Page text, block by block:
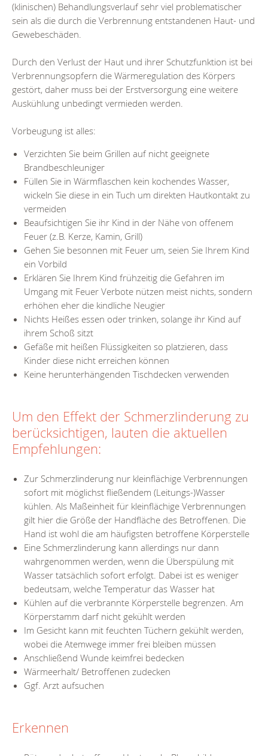
(klinischen) Behandlungsverlauf sehr viel problematischer
sein als die durch die Verbrennung entstandenen Haut- und
Gewebeschäden.
Durch den Verlust der Haut und ihrer Schutzfunktion ist bei
Verbrennungsopfern die Wärmeregulation des Körpers
gestört, daher muss bei der Erstversorgung eine weitere
Auskühlung unbedingt vermieden werden.
Vorbeugung ist alles:
Verzichten Sie beim Grillen auf nicht geeignete
Brandbeschleuniger
Füllen Sie in Wärmflaschen kein kochendes Wasser,
wickeln Sie diese in ein Tuch um direkten Hautkontakt zu
vermeiden
Beaufsichtigen Sie ihr Kind in der Nähe von offenem
Feuer (z.B. Kerze, Kamin, Grill)
Gehen Sie besonnen mit Feuer um, seien Sie Ihrem Kind
ein Vorbild
Erklären Sie Ihrem Kind frühzeitig die Gefahren im
Umgang mit Feuer Verbote nützen meist nichts, sondern
erhöhen eher die kindliche Neugier
Nichts Heißes essen oder trinken, solange ihr Kind auf
ihrem Schoß sitzt
Gefäße mit heißen Flüssigkeiten so platzieren, dass
Kinder diese nicht erreichen können
Keine herunterhängenden Tischdecken verwenden
Um den Effekt der Schmerzlinderung zu
berücksichtigen, lauten die aktuellen
Empfehlungen:
Zur Schmerzlinderung nur kleinflächige Verbrennungen
sofort mit möglichst fließendem (Leitungs-)Wasser
kühlen. Als Maßeinheit für kleinflächige Verbrennungen
gilt hier die Größe der Handfläche des Betroffenen. Die
Hand ist wohl die am häufigsten betroffene Körperstelle
Eine Schmerzlinderung kann allerdings nur dann
wahrgenommen werden, wenn die Überspülung mit
Wasser tatsächlich sofort erfolgt. Dabei ist es weniger
bedeutsam, welche Temperatur das Wasser hat
Kühlen auf die verbrannte Körperstelle begrenzen. Am
Körperstamm darf nicht gekühlt werden
Im Gesicht kann mit feuchten Tüchern gekühlt werden,
wobei die Atemwege immer frei bleiben müssen
Anschließend Wunde keimfrei bedecken
Wärmeerhalt/ Betroffenen zudecken
Ggf. Arzt aufsuchen
Erkennen